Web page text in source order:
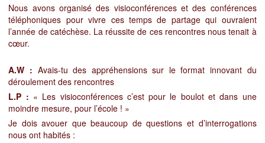
Nous avons organisé des visioconférences et des conférences
téléphoniques pour vivre ces temps de partage qui ouvraient
l’année de catéchèse. La réussite de ces rencontres nous tenait à
cœur.
A.W : Avais-tu des appréhensions sur le format innovant du
déroulement des rencontres
L.P : « Les visioconférences c’est pour le boulot et dans une
moindre mesure, pour l’école ! »
Je dois avouer que beaucoup de questions et d’interrogations
nous ont habités :